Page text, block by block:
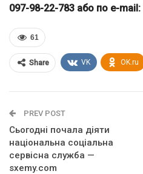
097-98-22-783 або по е-
61
Share VK OK.ru
PREV POST
Сьогодні почала діяти
національна соціальна
сервісна служба —
sxemy.com